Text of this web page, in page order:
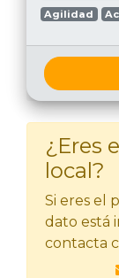
Agilidad
¿Eres
local?
Si eres el
dato está
contacta